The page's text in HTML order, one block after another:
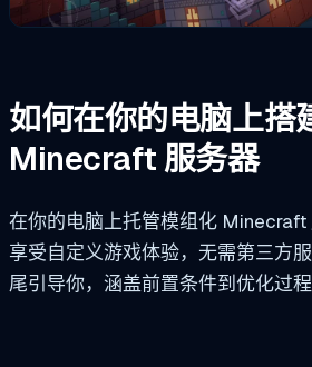
如何在你的电脑上搭
Minecraft 服务器
在你的电脑上托管模组化 Minecraft
享受自定义游戏体验，无需第三方
尾引导你，涵盖前置条件到优化过程